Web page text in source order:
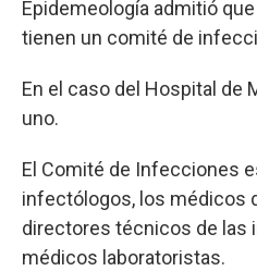
Epidemeología admitió
tienen un comité de
En el caso del Hospital de
uno.
El Comité de Infecciones
infectólogos, los médicos
directores técnicos de las
médicos laboratoristas.